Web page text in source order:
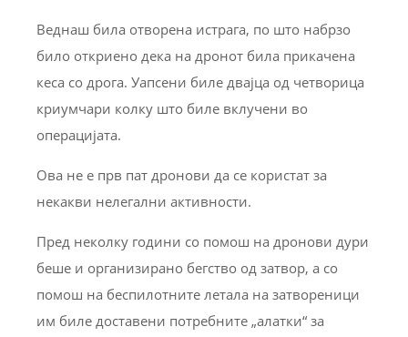
Веднаш била отворена истрага, по што набрзо
било откриено дека на дронот била прикачена
кеса со дрога. Уапсени биле двајца од четворица
криумчари колку што биле вклучени во
операцијата.
Ова не е прв пат дронови да се користат за
некакви нелегални активности.
Пред неколку години со помош на дронови дури
беше и организирано бегство од затвор, а со
помош на беспилотните летала на затвореници
им биле доставени потребните „алатки“ за